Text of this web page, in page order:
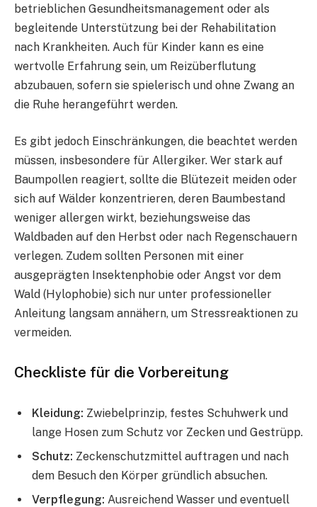
betrieblichen Gesundheitsmanagement oder als
begleitende Unterstützung bei der Rehabilitation
nach Krankheiten. Auch für Kinder kann es eine
wertvolle Erfahrung sein, um Reizüberflutung
abzubauen, sofern sie spielerisch und ohne Zwang an
die Ruhe herangeführt werden.
Es gibt jedoch Einschränkungen, die beachtet werden
müssen, insbesondere für Allergiker. Wer stark auf
Baumpollen reagiert, sollte die Blütezeit meiden oder
sich auf Wälder konzentrieren, deren Baumbestand
weniger allergen wirkt, beziehungsweise das
Waldbaden auf den Herbst oder nach Regenschauern
verlegen. Zudem sollten Personen mit einer
ausgeprägten Insektenphobie oder Angst vor dem
Wald (Hylophobie) sich nur unter professioneller
Anleitung langsam annähern, um Stressreaktionen zu
vermeiden.
Checkliste für die Vorbereitung
Kleidung: Zwiebelprinzip, festes Schuhwerk und
lange Hosen zum Schutz vor Zecken und Gestrüpp.
Schutz: Zeckenschutzmittel auftragen und nach
dem Besuch den Körper gründlich absuchen.
Verpflegung: Ausreichend Wasser und eventuell